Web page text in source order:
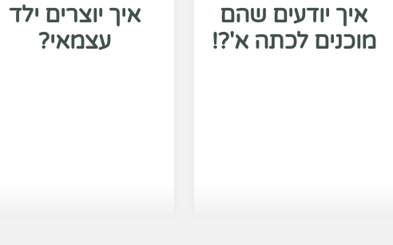
איך יודעים שהם
מוכנים לכתה א'?!
איך יוצרים ילד
עצמאי?